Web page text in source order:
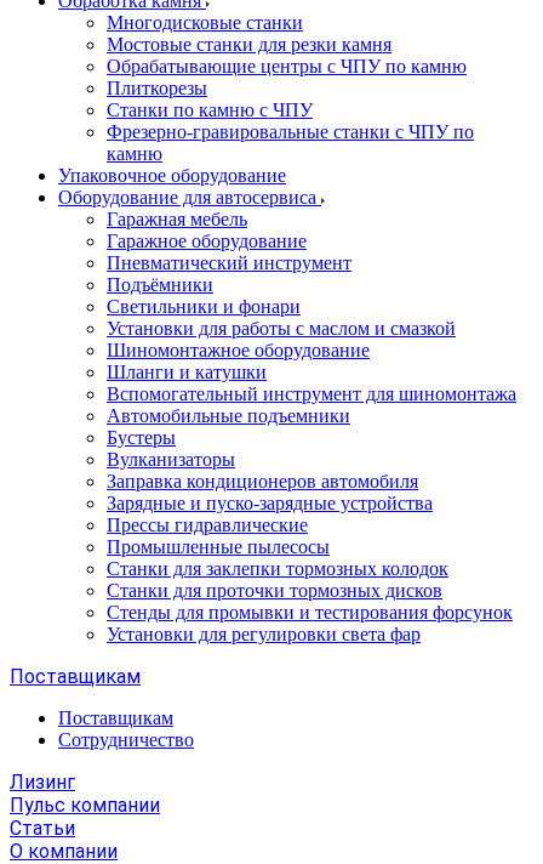
Многодисковые станки
Мостовые станки для резки камня
Обрабатывающие центры с ЧПУ по камню
Плиткорезы
Станки по камню с ЧПУ
Фрезерно-гравировальные станки с ЧПУ по
камню
Упаковочное оборудование
Оборудование для автосервиса
Гаражная мебель
Гаражное оборудование
Пневматический инструмент
Подъёмники
Светильники и фонари
Установки для работы с маслом и смазкой
Шиномонтажное оборудование
Шланги и катушки
Вспомогательный инструмент для шиномонтажа
Автомобильные подъемники
Бустеры
Вулканизаторы
Заправка кондиционеров автомобиля
Зарядные и пуско-зарядные устройства
Прессы гидравлические
Промышленные пылесосы
Станки для заклепки тормозных колодок
Станки для проточки тормозных дисков
Стенды для промывки и тестирования форсунок
Установки для регулировки света фар
Поставщикам
Поставщикам
Сотрудничество
Лизинг
Пульс компании
Статьи
О компании